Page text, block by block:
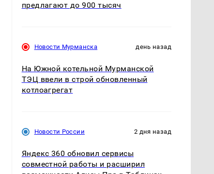
предлагают до 900 тысяч
Новости Мурманска день назад
На Южной котельной Мурманской
ТЭЦ ввели в строй обновленный
котлоагрегат
Новости России 2 дня назад
Яндекс 360 обновил сервисы
совместной работы и расширил